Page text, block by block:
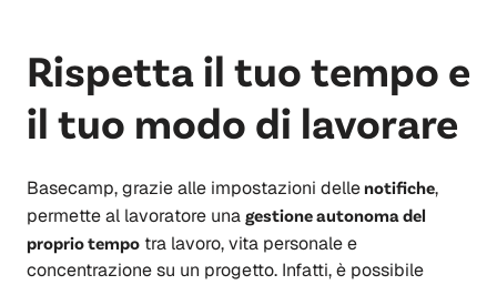
Rispetta il tuo tempo e
il tuo modo di lavorare
Basecamp, grazie alle impostazioni dellenotifiche,
permette al lavoratore una gestione autonoma del
proprio tempo tra lavoro, vita personale e
concentrazione su un progetto. Infatti, è possibile